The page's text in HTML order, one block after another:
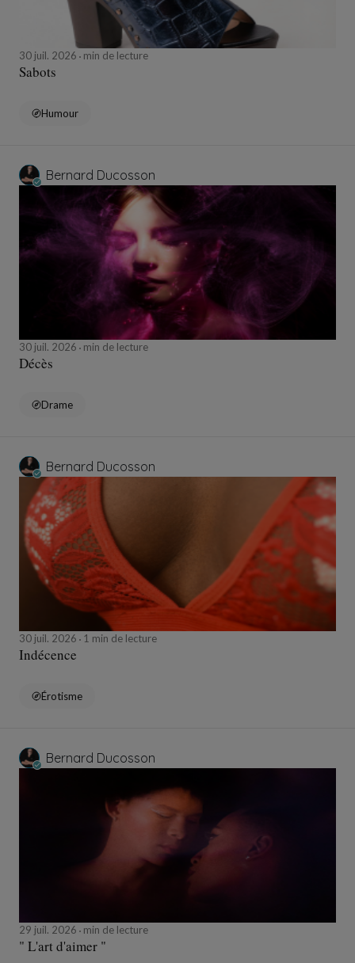
30 juil. 2026 min de lecture
Sabots
Humour
Bernard Ducosson
30 juil. 2026 min de lecture
Décès
Drame
Bernard Ducosson
30 juil. 2026 1 min de lecture
Indécence
Érotisme
Bernard Ducosson
29 juil. 2026 min de lecture
" L'art d'aimer "